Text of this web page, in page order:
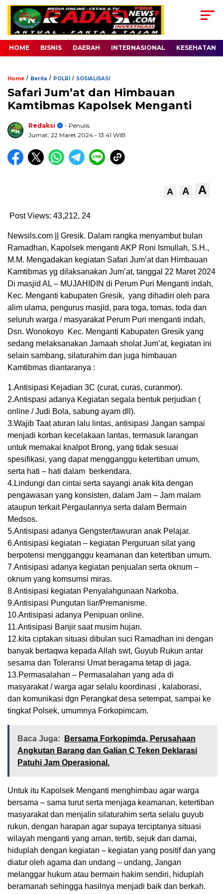
HOME BISNIS DAERAH INTERNASIONAL KESEHATAN
Home / Berita / POLRI / SOSIALISASI
Safari Jum’at dan Himbauan
Kamtibmas Kapolsek Menganti
Redaksi
- Penulis
Jumat, 22 Maret 2024 - 13:41 WIB
A A A
Post Views: 43,212, 24
Newsils.com || Gresik. Dalam rangka menyambut bulan
Ramadhan, Kapolsek menganti AKP Roni Ismullah, S.H.,
M.M. Mengadakan kegiatan Safari Jum’at dan Himbauan
Kamtibmas yg dilaksanakan Jum’at, tanggal 22 Maret 2024
Di masjid AL – MUJAHIDIN di Perum Puri Menganti indah,
Kec. Menganti kabupaten Gresik, yang dihadiri oleh para
alim ulama, pengurus masjid, para toga, tomas, toda dan
seluruh warga / masyarakat Perum Puri menganti indah,
Dsn. Wonokoyo Kec. Menganti Kabupaten Gresik yang
sedang melaksanakan Jamaah sholat Jum’at, kegiatan ini
selain sambang, silaturahim dan juga himbauan
Kamtibmas diantaranya :
1.Antisipasi Kejadian 3C (curat, curas, curanmor).
2.Antispasi adanya Kegiatan segala bentuk perjudian (
online / Judi Bola, sabung ayam dll).
3.Wajib Taat aturan lalu lintas, antisipasi Jangan sampai
menjadi korban kecelakaan lantas, termasuk larangan
untuk memakai knalpot Brong, yang tidak sesuai
spesifikasi, yang dapat mengganggu ketertiban umum,
serta hati – hati dalam berkendara.
4.Lindungi dan cintai serta sayangi anak kita dengan
pengawasan yang konsisten, dalam Jam – Jam malam
ataupun terkait Pergaulannya serta dalam Bermain
Medsos.
5.Antisipasi adanya Gengster/tawuran anak Pelajar.
6.Antisipasi kegiatan – kegiatan Perguruan silat yang
berpotensi mengganggu keamanan dan ketertiban umum.
7.Antisipasi adanya kegiatan penjualan serta oknum –
oknum yang komsumsi miras.
8.Antisipasi kegiatan Penyalahgunaan Narkoba.
9.Antisipasi Pungutan liar/Premanisme.
10.Antisipasi adanya Penipuan online.
11.Antisipasi Banjir saat musim hujan.
12.kita ciptakan situasi dibulan suci Ramadhan ini dengan
banyak bertaqwa kepada Allah swt, Guyub Rukun antar
sesama dan Toleransi Umat beragama tetap di jaga.
13.Permasalahan – Permasalahan yang ada di
masyarakat / warga agar selalu koordinasi , kalaborasi,
dan komunikasi dgn Perangkat desa setempat, sampai ke
tingkat Polsek, umumnya Forkopimcam.
Baca Juga:
Bersama Forkopimda, Perusahaan
Angkutan Barang dan Galian C Teken Deklarasi
Patuhi Jam Operasional.
Untuk itu Kapolsek Menganti menghimbau agar warga
bersama – sama turut serta menjaga keamanan, ketertiban
masyarakat dan menjalin silaturahim serta selalu guyub
rukun, dengan harapan agar supaya terciptanya situasi
wilayah menganti yang aman, tertib, sejuk dan damai,
hiduplah dengan kegiatan – kegiatan yang positif dan yang
diatur oleh agama dan undang – undang, Jangan
melanggar hukum atau bermain hakim sendiri, hiduplah
beramanah sehingga hasilnya menjadi baik dan berkah.